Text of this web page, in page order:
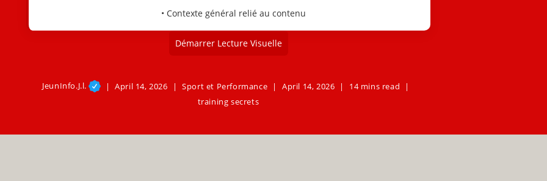
• Contexte général relié au contenu
Démarrer Lecture Visuelle
JeunInfo.J.l. April 14, 2026 Sport et Performance April 14, 2026
14 mins read
training secrets